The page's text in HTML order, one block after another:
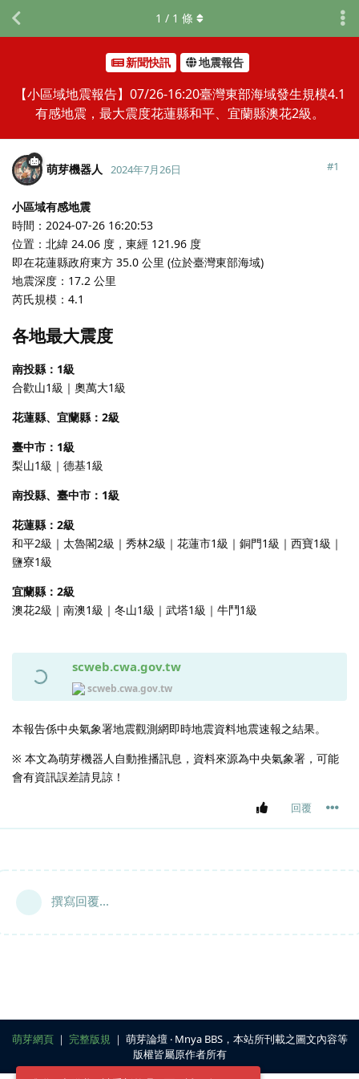
新聞快訊 地震報告
【小區域地震報告】07/26-16:20臺灣東部海域發生規模4.1
有感地震，最大震度花蓮縣和平、宜蘭縣澳花2級。
1 / 1 條
萌芽機器人 2024年7月26日 #1
小區域有感地震
時間：2024-07-26 16:20:53
位置：北緯 24.06 度，東經 121.96 度
即在花蓮縣政府東方 35.0 公里 (位於臺灣東部海域)
地震深度：17.2 公里
芮氏規模：4.1
各地最大震度
南投縣：1級
合歡山1級｜奧萬大1級
花蓮縣、宜蘭縣：2級
臺中市：1級
梨山1級｜德基1級
南投縣、臺中市：1級
花蓮縣：2級
和平2級｜太魯閣2級｜秀林2級｜花蓮市1級｜銅門1級｜西寶1級｜
鹽寮1級
宜蘭縣：2級
澳花2級｜南澳1級｜冬山1級｜武塔1級｜牛鬥1級
scweb.cwa.gov.tw
scweb.cwa.gov.tw
本報告係中央氣象署地震觀測網即時地震資料地震速報之結果。
※ 本文為萌芽機器人自動推播訊息，資料來源為中央氣象署，可能
會有資訊誤差請見諒！
回覆
撰寫回覆...
萌芽網頁｜ 完整版規 ｜ 萌芽論壇 ‧ Mnya BBS，本站所刊載之圖文內容等
版權皆屬原作者所有